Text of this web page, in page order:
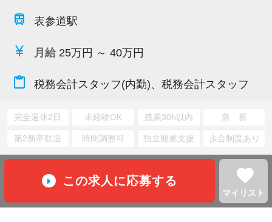
train 表参道駅
currency_yen 月給 25万円 ～ 40万円
content_paste 税務会計スタッフ(内勤)、税務会計スタッフ
完全週休2日 未経験OK 残業30h以内 急 募
第2新卒歓迎 時間調整可 独立開業支援 歩合制度あり
この求人に応募する favorite
マイリスト